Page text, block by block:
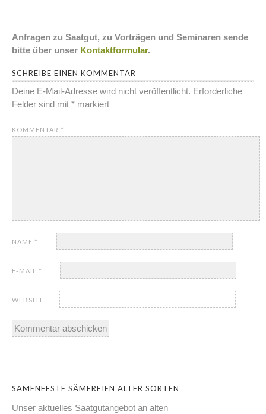
Anfragen zu Saatgut, zu Vorträgen und Seminaren sende
bitte über unser Kontaktformular.
SCHREIBE EINEN KOMMENTAR
Deine E-Mail-Adresse wird nicht veröffentlicht. Erforderliche
Felder sind mit * markiert
KOMMENTAR *
NAME *
E-MAIL *
WEBSITE
SAMENFESTE SÄMEREIEN ALTER SORTEN
Unser aktuelles Saatgutangebot an alten